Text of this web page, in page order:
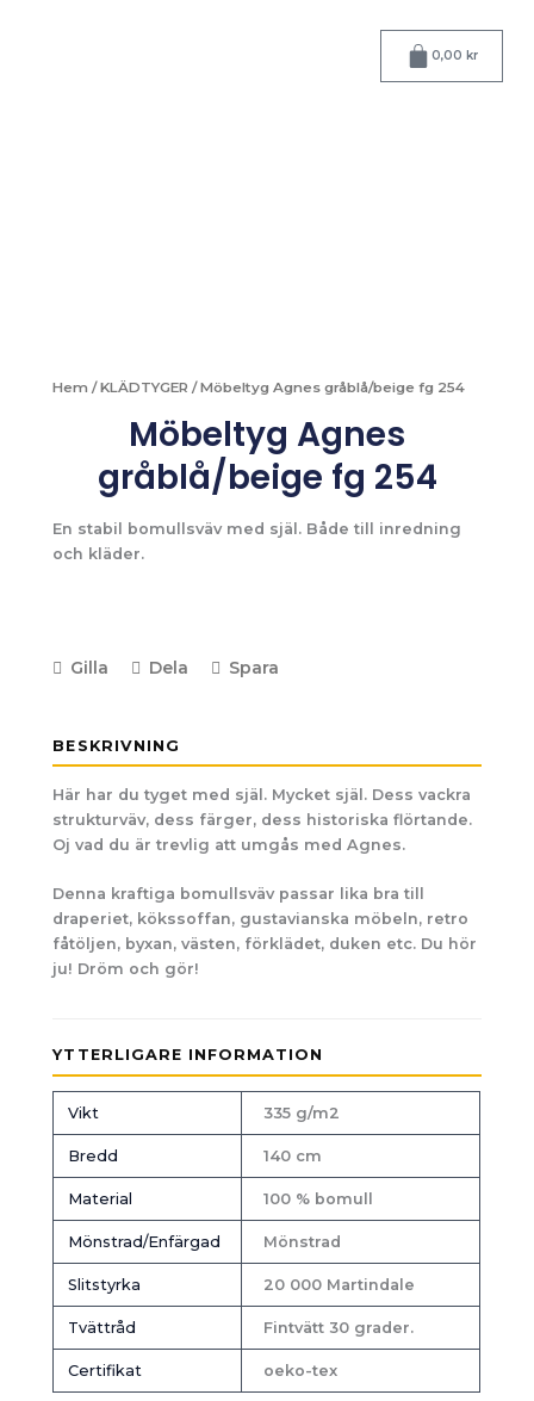
0,00 kr
Varukorg
Hem /KLÄDTYGER / Möbeltyg Agnes gråblå/beige fg 254
Möbeltyg Agnes
gråblå/beige fg 254
En stabil bomullsväv med själ. Både till inredning
och kläder.
Gilla Dela Spara
BESKRIVNING
Här har du tyget med själ. Mycket själ. Dess vackra
strukturväv, dess färger, dess historiska flörtande.
Oj vad du är trevlig att umgås med Agnes.
Denna kraftiga bomullsväv passar lika bra till
draperiet, kökssoffan, gustavianska möbeln, retro
fåtöljen, byxan, västen, förklädet, duken etc. Du hör
ju! Dröm och gör!
YTTERLIGARE INFORMATION
Vikt 335 g/m2
Bredd 140 cm
Material 100 % bomull
Mönstrad/Enfärgad Mönstrad
Slitstyrka 20 000 Martindale
Tvättråd Fintvätt 30 grader.
Certifikat oeko-tex